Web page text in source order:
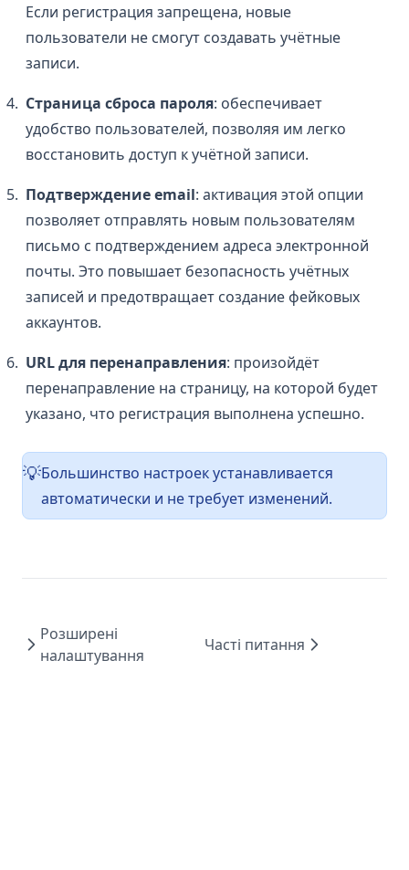
Если регистрация запрещена, новые
пользователи не смогут создавать учётные
записи.
Страница сброса пароля: обеспечивает
удобство пользователей, позволяя им легко
восстановить доступ к учётной записи.
Подтверждение email: активация этой опции
позволяет отправлять новым пользователям
письмо с подтверждением адреса электронной
почты. Это повышает безопасность учётных
записей и предотвращает создание фейковых
аккаунтов.
URL для перенаправления: произойдёт
перенаправление на страницу, на которой будет
указано, что регистрация выполнена успешно.
💡Большинство настроек устанавливается
автоматически и не требует изменений.
Розширені
налаштування
Часті питання